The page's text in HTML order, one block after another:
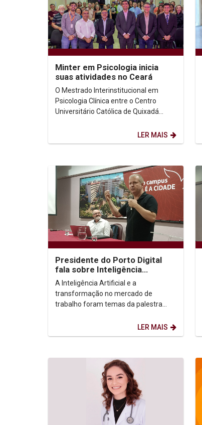
Minter em Psicologia inicia
suas atividades no Ceará
O Mestrado Interinstitucional em
Psicologia Clínica entre o Centro
Universitário Católica de Quixadá
LER MAIS
Presidente do Porto Digital
fala sobre Inteligência
Artificial na academia durante
Jornada Unicap...
A Inteligência Artificial e a
transformação no mercado de
trabalho foram temas da palestra
LER MAIS